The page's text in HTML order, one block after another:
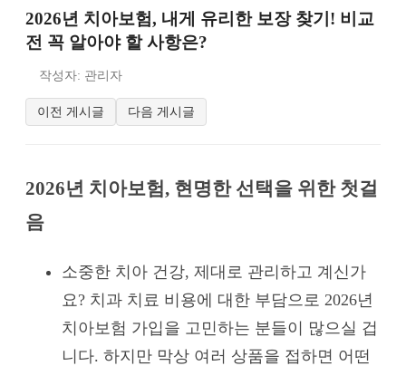
2026년 치아보험, 내게 유리한 보장 찾기! 비교
전 꼭 알아야 할 사항은?
작성자: 관리자
이전 게시글 다음 게시글
2026년 치아보험, 현명한 선택을 위한 첫걸
음
소중한 치아 건강, 제대로 관리하고 계신가
요? 치과 치료 비용에 대한 부담으로 2026년
치아보험 가입을 고민하는 분들이 많으실 겁
니다. 하지만 막상 여러 상품을 접하면 어떤